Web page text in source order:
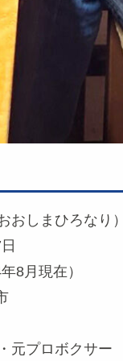
しまひろなり
月現在）
プロボクサー